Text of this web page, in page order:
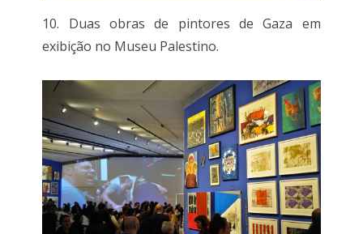
10. Duas obras de pintores de Gaza em
exibição no Museu Palestino.